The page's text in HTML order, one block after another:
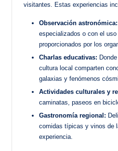
visitantes. Estas experiencias
Observación astronómica:
especializados o con el
proporcionados por los
Charlas educativas:
cultura local comparten
galaxias y fenómenos
Actividades culturales y
caminatas, paseos en
Gastronomía regional:
comidas típicas y vinos de
experiencia.